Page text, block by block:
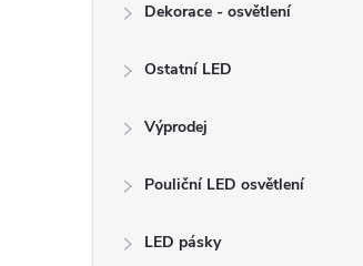
Dekorace - osvětlení
Ostatní LED
Výprodej
Pouliční LED osvětlení
LED pásky